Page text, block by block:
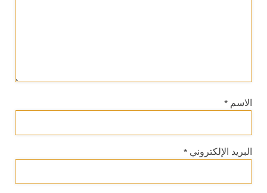
الاسم *
البريد الإلكتروني *